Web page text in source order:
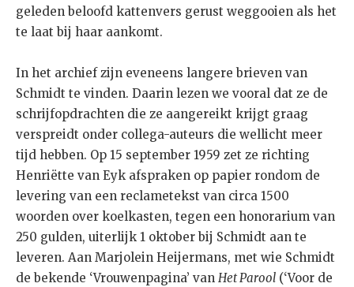
geleden beloofd kattenvers gerust weggooien als het
te laat bij haar aankomt.
In het archief zijn eveneens langere brieven van
Schmidt te vinden. Daarin lezen we vooral dat ze de
schrijfopdrachten die ze aangereikt krijgt graag
verspreidt onder collega-auteurs die wellicht meer
tijd hebben. Op 15 september 1959 zet ze richting
Henriëtte van Eyk afspraken op papier rondom de
levering van een reclametekst van circa 1500
woorden over koelkasten, tegen een honorarium van
250 gulden, uiterlijk 1 oktober bij Schmidt aan te
leveren. Aan Marjolein Heijermans, met wie Schmidt
de bekende ‘Vrouwenpagina’ van Het Parool (‘Voor de